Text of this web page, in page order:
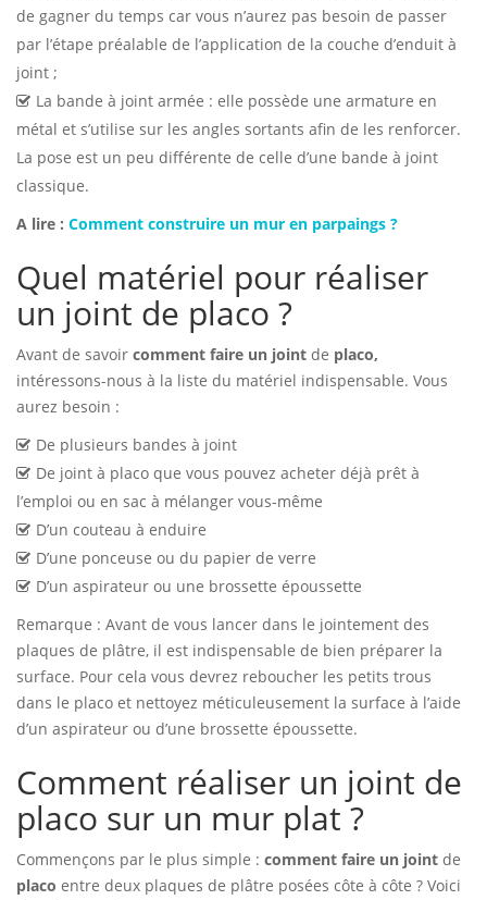
de gagner du temps car vous n’aurez pas besoin de passer
par l’étape préalable de l’application de la couche d’enduit à
joint ;
La bande à joint armée : elle possède une armature en
métal et s’utilise sur les angles sortants afin de les renforcer.
La pose est un peu différente de celle d’une bande à joint
classique.
A lire : Comment construire un mur en parpaings ?
Quel matériel pour réaliser
un joint de placo ?
Avant de savoir comment faire un joint de placo,
intéressons-nous à la liste du matériel indispensable. Vous
aurez besoin :
De plusieurs bandes à joint
De joint à placo que vous pouvez acheter déjà prêt à
l’emploi ou en sac à mélanger vous-même
D’un couteau à enduire
D’une ponceuse ou du papier de verre
D’un aspirateur ou une brossette époussette
Remarque : Avant de vous lancer dans le jointement des
plaques de plâtre, il est indispensable de bien préparer la
surface. Pour cela vous devrez reboucher les petits trous
dans le placo et nettoyez méticuleusement la surface à l’aide
d’un aspirateur ou d’une brossette époussette.
Comment réaliser un joint de
placo sur un mur plat ?
Commençons par le plus simple : comment faire un joint de
placo entre deux plaques de plâtre posées côte à côte ? Voici